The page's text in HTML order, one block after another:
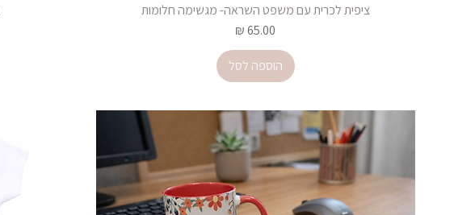
ציפית לכרית עם משפט השראה- מגשימה חלומות
מחיר
הוספה לסל